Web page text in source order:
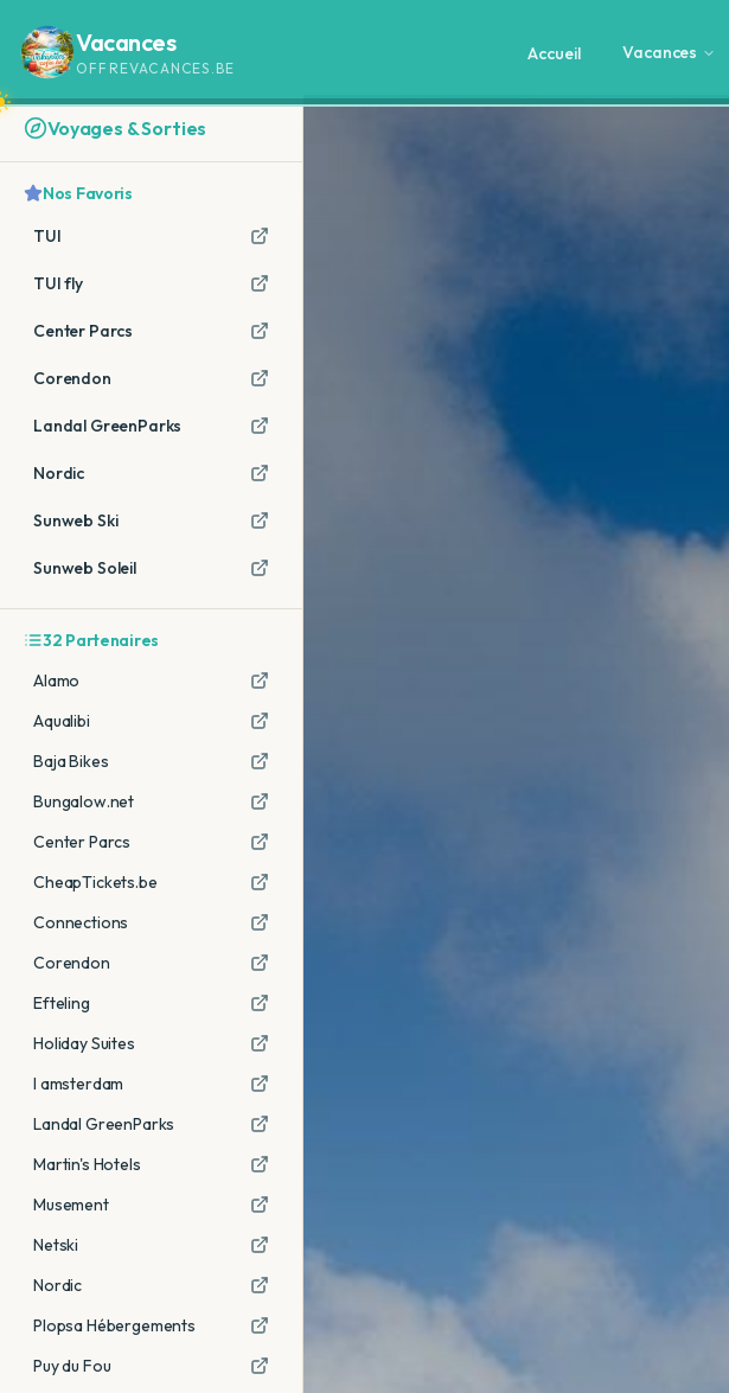
Vacances
OFFREVACANCES.BE
Accueil Vacances
Voyages & Sorties
Nos Favoris
TUI
TUI fly
Center Parcs
Corendon
Landal GreenParks
Nordic
Sunweb Ski
Sunweb Soleil
32 Partenaires
Alamo
Aqualibi
Baja Bikes
Bungalow.net
Center Parcs
CheapTickets.be
Connections
Corendon
Efteling
Holiday Suites
I amsterdam
Landal GreenParks
Martin's Hotels
Musement
Netski
Nordic
Plopsa Hébergements
Puy du Fou